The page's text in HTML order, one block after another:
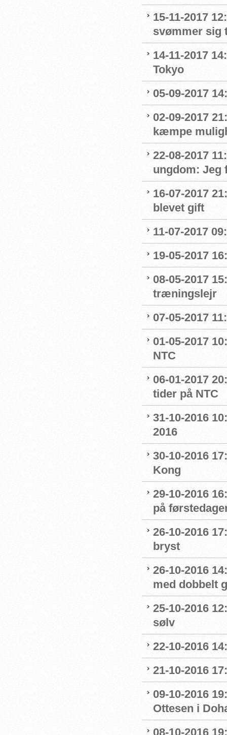
15-11-2017
svømmer sig
14-11-2017
Tokyo
05-09-2017
02-09-2017
kæmpe
22-08-2017
ungdom:
16-07-2017
blevet gift
11-07-2017
19-05-2017
08-05-2017
træningslejr
07-05-2017
01-05-2017
NTC
06-01-2017
tider på NTC
31-10-2016
2016
30-10-2016
Kong
29-10-2016
på
26-10-2016
bryst
26-10-2016
med dobbelt
25-10-2016
sølv
22-10-2016
21-10-2016
09-10-2016
Ottesen i
08-10-2016